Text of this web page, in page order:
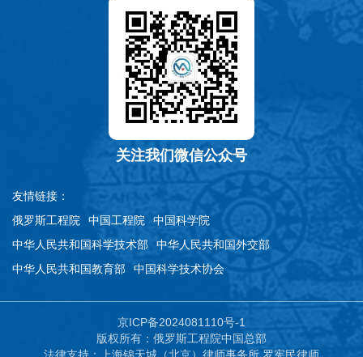
关注我们微信公众号
友情链接：
俄罗斯工程院
中国工程院
中国科学院
中华人民共和国科学技术部
中华人民共和国外交部
中华人民共和国教育部
中国科学技术协会
京ICP备2024081110号-1
版权所有：俄罗斯工程院中国总部